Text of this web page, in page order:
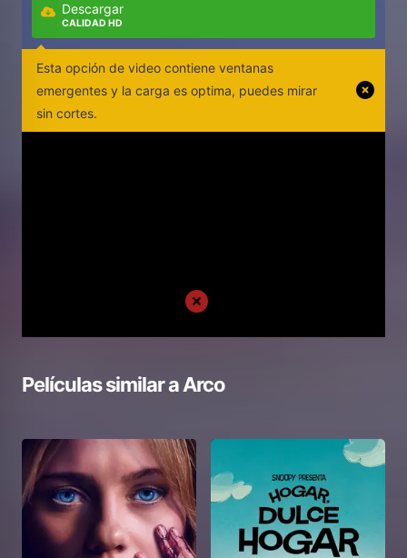
Descargar
CALIDAD HD
Esta opción de video contiene ventanas
emergentes y la carga es optima, puedes mirar
sin cortes.
Películas similar aArco